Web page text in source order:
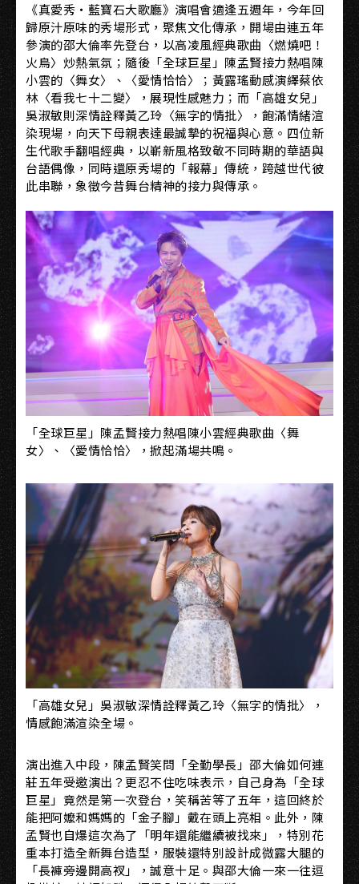
《真愛秀・藍寶石大歌廳》演唱會適逢五週年，今年回
歸原汁原味的秀場形式，聚焦文化傳承，開場由連五年
參演的邵大倫率先登台，以高凌風經典歌曲〈燃燒吧！
火鳥〉炒熱氣氛；隨後「全球巨星」陳孟賢接力熱唱陳
小雲的〈舞女〉、〈愛情恰恰〉；黃露瑤動感演繹蔡依
林〈看我七十二變〉，展現性感魅力；而「高雄女兒」
吳淑敏則深情詮釋黃乙玲〈無字的情批〉，飽滿情緒渲
染現場，向天下母親表達最誠摯的祝福與心意。四位新
生代歌手翻唱經典，以嶄新風格致敬不同時期的華語與
台語偶像，同時還原秀場的「報幕」傳統，跨越世代彼
此串聯，象徵今昔舞台精神的接力與傳承。
「全球巨星」陳孟賢接力熱唱陳小雲經典歌曲〈舞
女〉、〈愛情恰恰〉，掀起滿場共鳴。
「高雄女兒」吳淑敏深情詮釋黃乙玲〈無字的情批〉，
情感飽滿渲染全場。
演出進入中段，陳孟賢笑問「全勤學長」邵大倫如何連
莊五年受邀演出？更忍不住吃味表示，自己身為「全球
巨星」竟然是第一次登台，笑稱苦等了五年，這回終於
能把阿嬤和媽媽的「金子腳」戴在頭上亮相。此外，陳
孟賢也自爆這次為了「明年還能繼續被找來」，特別花
重本打造全新舞台造型，服裝還特別設計成微露大腿的
「長褲旁邊開高衩」，誠意十足。與邵大倫一來一往逗